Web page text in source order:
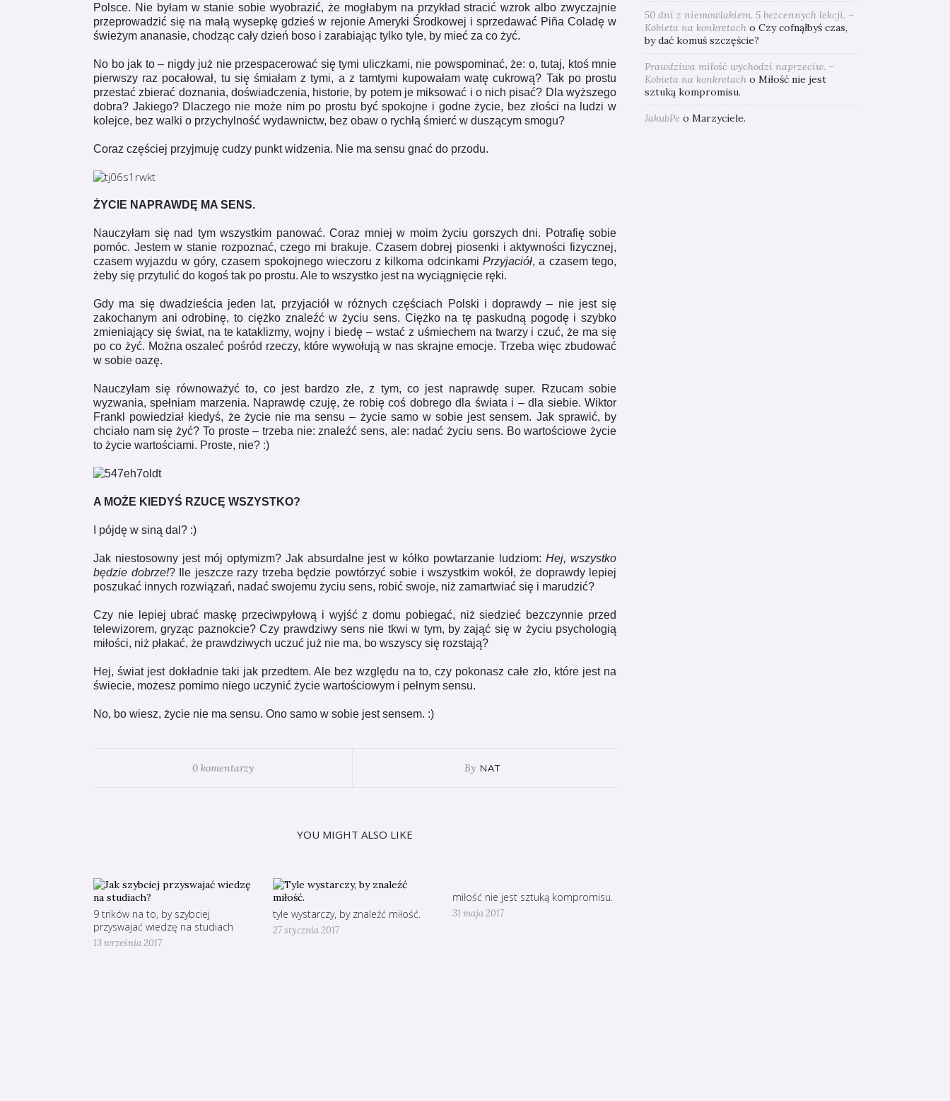
Polsce. Nie byłam w stanie sobie wyobrazić, że mogłabym na przykład stracić wzrok albo zwyczajnie
przeprowadzić się na małą wysepkę gdzieś w rejonie Ameryki Środkowej i sprzedawać Piña Coladę w
świeżym ananasie, chodząc cały dzień boso i zarabiając tylko tyle, by mieć za co żyć.
No bo jak to – nigdy już nie przespacerować się tymi uliczkami, nie powspominać, że: o, tutaj, ktoś mnie
pierwszy raz pocałował, tu się śmiałam z tymi, a z tamtymi kupowałam watę cukrową? Tak po prostu
przestać zbierać doznania, doświadczenia, historie, by potem je miksować i o nich pisać? Dla wyższego
dobra? Jakiego? Dlaczego nie może nim po prostu być spokojne i godne życie, bez złości na ludzi w
kolejce, bez walki o przychylność wydawnictw, bez obaw o rychłą śmierć w duszącym smogu?
Coraz częściej przyjmuję cudzy punkt widzenia. Nie ma sensu gnać do przodu.
ŻYCIE NAPRAWDĘ MA SENS.
Nauczyłam się nad tym wszystkim panować. Coraz mniej w moim życiu gorszych dni. Potrafię sobie
pomóc. Jestem w stanie rozpoznać, czego mi brakuje. Czasem dobrej piosenki i aktywności fizycznej,
czasem wyjazdu w góry, czasem spokojnego wieczoru z kilkoma odcinkamiPrzyjaciół, a czasem tego,
żeby się przytulić do kogoś tak po prostu. Ale to wszystko jest na wyciągnięcie ręki.
Gdy ma się dwadzieścia jeden lat, przyjaciół w różnych częściach Polski i doprawdy – nie jest się
zakochanym ani odrobinę, to ciężko znaleźć w życiu sens. Ciężko na tę paskudną pogodę i szybko
zmieniający się świat, na te kataklizmy, wojny i biedę – wstać z uśmiechem na twarzy i czuć, że ma się
po co żyć. Można oszaleć pośród rzeczy, które wywołują w nas skrajne emocje. Trzeba więc zbudować
w sobie oazę.
Nauczyłam się równoważyć to, co jest bardzo złe, z tym, co jest naprawdę super. Rzucam sobie
wyzwania, spełniam marzenia. Naprawdę czuję, że robię coś dobrego dla świata i – dla siebie. Wiktor
Frankl powiedział kiedyś, że życie nie ma sensu – życie samo w sobie jest sensem. Jak sprawić, by
chciało nam się żyć? To proste – trzeba nie: znaleźć sens, ale: nadać życiu sens. Bo wartościowe życie
to życie wartościami. Proste, nie? :)
A MOŻE KIEDYŚ RZUCĘ WSZYSTKO?
I pójdę w siną dal? :)
Jak niestosowny jest mój optymizm? Jak absurdalne jest w kółko powtarzanie ludziom:Hej, wszystko
będzie dobrze!? Ile jeszcze razy trzeba będzie powtórzyć sobie i wszystkim wokół, że doprawdy lepiej
poszukać innych rozwiązań, nadać swojemu życiu sens, robić swoje, niż zamartwiać się i marudzić?
Czy nie lepiej ubrać maskę przeciwpyłową i wyjść z domu pobiegać, niż siedzieć bezczynnie przed
telewizorem, gryząc paznokcie? Czy prawdziwy sens nie tkwi w tym, by zająć się w życiu psychologią
miłości, niż płakać, że prawdziwych uczuć już nie ma, bo wszyscy się rozstają?
Hej, świat jest dokładnie taki jak przedtem. Ale bez względu na to, czy pokonasz całe zło, które jest na
świecie, możesz pomimo niego uczynić życie wartościowym i pełnym sensu.
No, bo wiesz, życie nie ma sensu. Ono samo w sobie jest sensem. :)
0 komentarzy By NAT
YOU MIGHT ALSO LIKE
9 trików na to, by szybciej
przyswajać wiedzę na studiach
13 września 2017
tyle wystarczy, by znaleźć miłość.
27 stycznia 2017
miłość nie jest sztuką kompromisu.
31 maja 2017
50 dni z niemowlakiem. 5 bezcennych lekcji. –
Kobieta na konkretach o Czy cofnąłbyś czas,
by dać komuś szczęście?
Prawdziwa miłość wychodzi naprzeciw. –
Kobieta na konkretach o Miłość nie jest
sztuką kompromisu.
JakubPe o Marzyciele.